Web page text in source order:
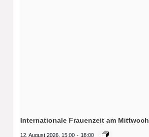
Internationale Frauenzeit am Mittwoch
12. August 2026, 15:00 - 18:00